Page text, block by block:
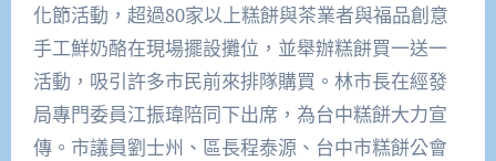
化節活動，超過80家以上糕餅與茶業者與福品創意
手工鮮奶酪在現場擺設攤位，並舉辦糕餅買一送一
活動，吸引許多市民前來排隊購買。林市長在經發
局專門委員江振瑋陪同下出席，為台中糕餅大力宣
傳。市議員劉士州、區長程泰源、台中市糕餅公會